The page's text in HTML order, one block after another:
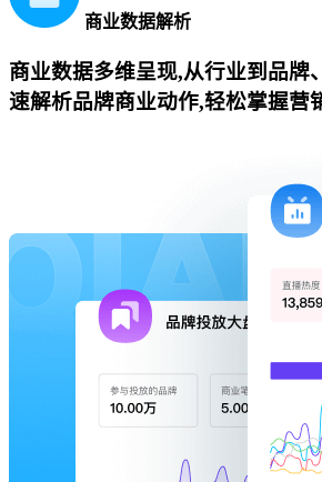
商业数据解析
商业数据多维呈现,从行业到品牌
速解析品牌商业动作,轻松掌握营